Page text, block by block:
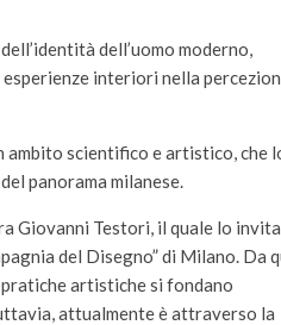
dell’uomo moderno,
esperienze interiori nella
scientifico e artistico, che
panorama milanese.
Giovanni Testori, il quale lo
del Disegno” di Milano. Da
artistiche si fondano
attualmente è attraverso la